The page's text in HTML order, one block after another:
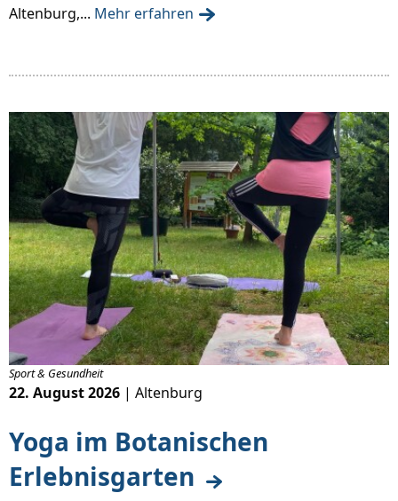
Altenburg,... Mehr erfahren
Yoga im Botanischen
Erlebnisgarten
Sport & Gesundheit
22. August 2026 | Altenburg